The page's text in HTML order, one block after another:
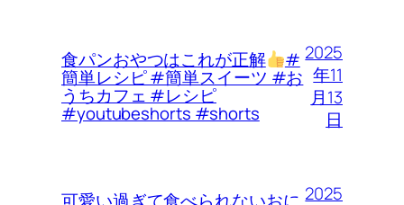
食パンおやつはこれが正解 #
簡単レシピ #簡単スイーツ #お
うちカフェ #レシピ
#youtubeshorts #shorts
2025
年11
月13
日
2025